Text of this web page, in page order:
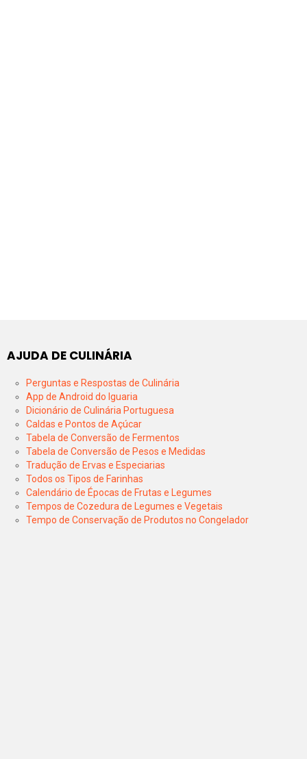
AJUDA DE CULINÁRIA
Perguntas e Respostas de Culinária
App de Android do Iguaria
Dicionário de Culinária Portuguesa
Caldas e Pontos de Açúcar
Tabela de Conversão de Fermentos
Tabela de Conversão de Pesos e Medidas
Tradução de Ervas e Especiarias
Todos os Tipos de Farinhas
Calendário de Épocas de Frutas e Legumes
Tempos de Cozedura de Legumes e Vegetais
Tempo de Conservação de Produtos no Congelador